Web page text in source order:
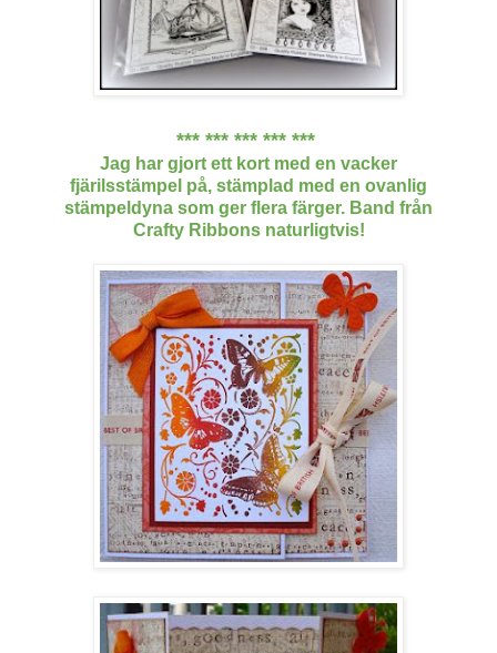
*** *** *** *** ***
Jag har gjort ett kort med en vacker
fjärilsstämpel på, stämplad med en ovanlig
stämpeldyna som ger flera färger. Band från
Crafty Ribbons naturligtvis!